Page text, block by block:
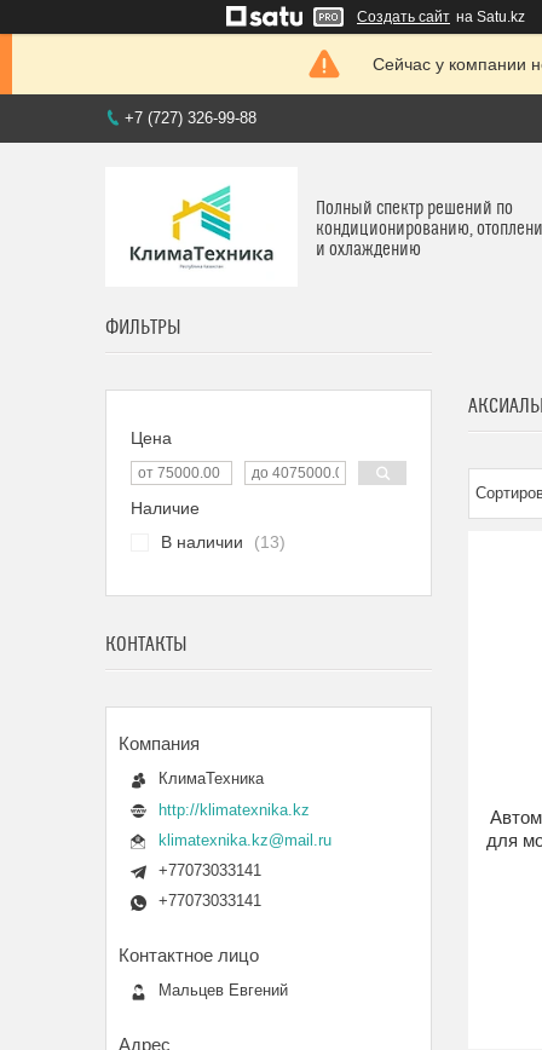
Создать сайт на Satu.kz
Сейчас у компании
+7 (727) 326-99-88
Полный спектр решений по
кондиционированию,
и охлаждению
для
ФИЛЬТРЫ
Цена
Наличие
В наличии
13
КОНТАКТЫ
КлимаТехника
http://klimatexnika.kz
klimatexnika.kz@mail.ru
+77073033141
+77073033141
Мальцев Евгений